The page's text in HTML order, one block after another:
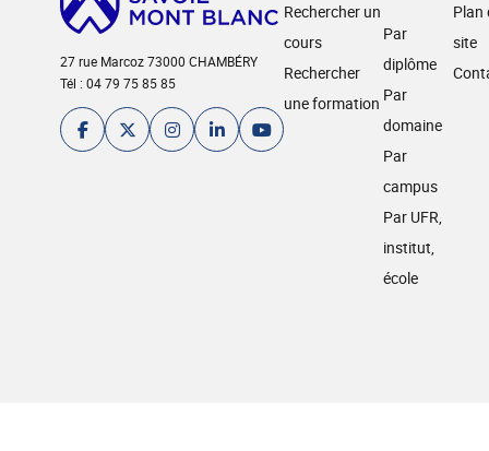
27 rue Marcoz 73000 CHAMBÉRY
Tél : 04 79 75 85 85
Rechercher un
cours
Rechercher
une formation
Par
diplôme
Par
domaine
Par
campus
Par UFR,
institut,
école
Plan
site